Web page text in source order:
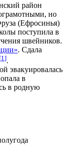
район
но
(Ефросинья)
поступила в
швейников.
. Сдала
[1 ].
эвакуировалась
в
в родную